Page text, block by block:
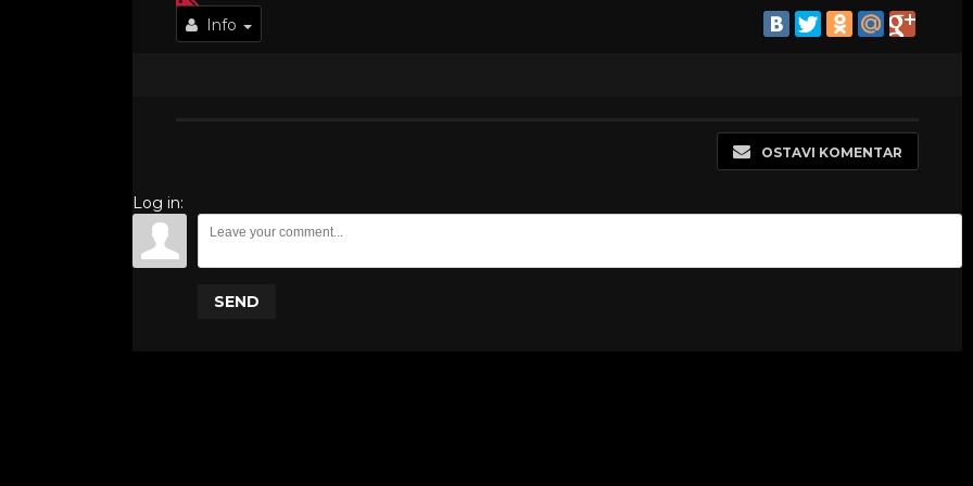
Info
OSTAVI KOMENTAR
Log in:
SEND